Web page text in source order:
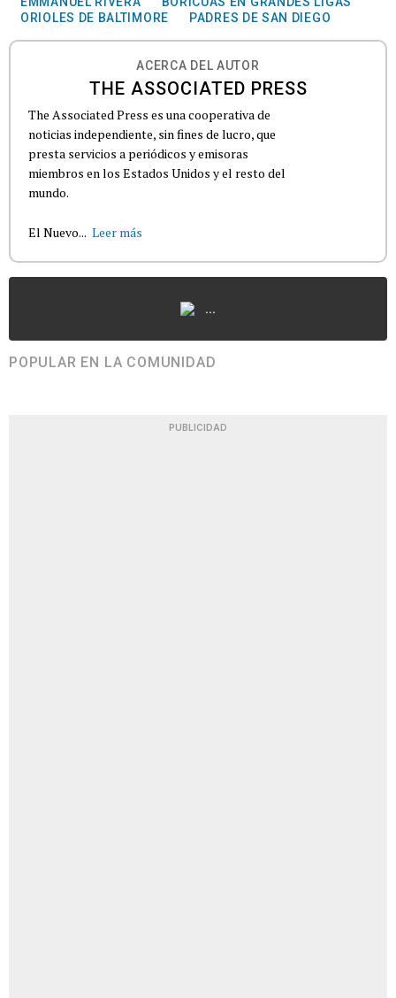
ORIOLES DE BALTIMORE
PADRES DE SAN DIEGO
ACERCA DEL AUTOR
THE ASSOCIATED PRESS
The Associated Press es una cooperativa de
noticias independiente, sin fines de lucro, que
presta servicios a periódicos y emisoras
miembros en los Estados Unidos y el resto del
mundo.
El Nuevo... Leer más
...
POPULAR EN LA COMUNIDAD
PUBLICIDAD